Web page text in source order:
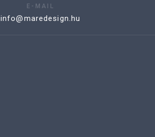
E-MAIL
info@maredesign.hu